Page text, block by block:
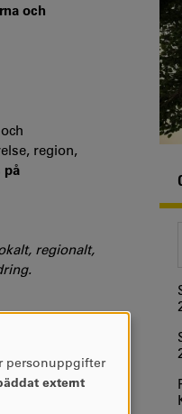
och
region,
på
regionalt,
personuppgifter
externt